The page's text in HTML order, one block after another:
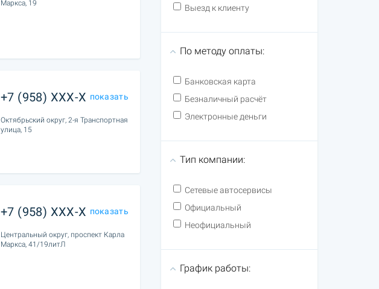
Маркса, 19
+7 (958) XXX-X показать
Октябрьский округ, 2-я Транспортная
улица, 15
+7 (958) XXX-X показать
Центральный округ, проспект Карла
Маркса, 41/19литЛ
Выезд к клиенту
По методу оплаты:
Банковская карта
Безналичный расчёт
Электронные деньги
Тип компании:
Сетевые автосервисы
Официальный
Неофициальный
График работы: